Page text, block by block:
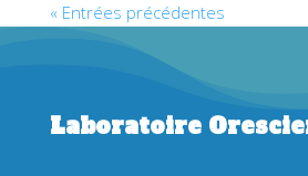
« Entrées précédentes
Laboratoire